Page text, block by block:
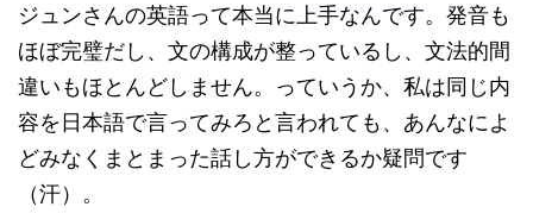
ジュンさんの英語って本当に上手なんです。発音も
ほぼ完璧だし、文の構成が整っているし、文法的間
違いもほとんどしません。っていうか、私は同じ内
容を日本語で言ってみろと言われても、あんなによ
どみなくまとまった話し方ができるか疑問です
（汗）。